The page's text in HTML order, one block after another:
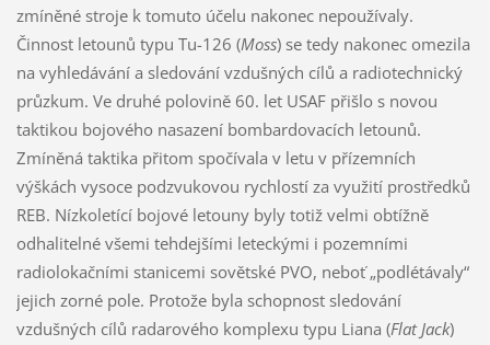
zmíněné stroje k tomuto účelu nakonec nepoužívaly.
Činnost letounů typu Tu-126 (Moss) se tedy nakonec omezila
na vyhledávání a sledování vzdušných cílů a radiotechnický
průzkum. Ve druhé polovině 60. let USAF přišlo s novou
taktikou bojového nasazení bombardovacích letounů.
Zmíněná taktika přitom spočívala v letu v přízemních
výškách vysoce podzvukovou rychlostí za využití prostředků
REB. Nízkoletící bojové letouny byly totiž velmi obtížně
odhalitelné všemi tehdejšími leteckými i pozemními
radiolokačními stanicemi sovětské PVO, neboť „podlétávaly“
jejich zorné pole. Protože byla schopnost sledování
vzdušných cílů radarového komplexu typu Liana (Flat Jack)